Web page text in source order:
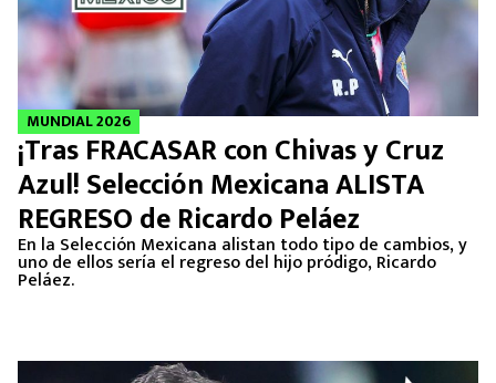
MUNDIAL 2026
¡Tras FRACASAR con Chivas y Cruz
Azul! Selección Mexicana ALISTA
REGRESO de Ricardo Peláez
En la Selección Mexicana alistan todo tipo de cambios, y
uno de ellos sería el regreso del hijo pródigo, Ricardo
Peláez.